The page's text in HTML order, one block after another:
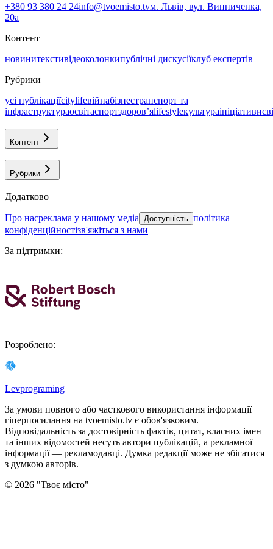
+380 93 380 24 24info@tvoemisto.tvм. Львів, вул. Винниченка,
20а
Контент
новинитекстивідеоколонкипублічні дискусіїклуб експертів
Рубрики
усі публікаціїcitylifeвійнабізнестранспорт та
інфраструктураосвітаспортздоровʼяlifestyleкультураініціативи
Контент
Рубрики
Додатково
про насреклама у нашому медіа Доступність політика
конфіденційностізв'яжіться з нами
За підтримки:
Розроблено:
Levprograming
За умови повного або часткового використання iнформацiї
гіперпосилання на tvoemisto.tv є обов'язковим.
Відповідальність за достовірність фактів, цитат, власних імен
та інших відомостей несуть автори публікацій, а рекламної
інформації — рекламодавці. Думка редакцiї може не збiгатися
з думкою авторiв.
© 2026 "Твоє місто"